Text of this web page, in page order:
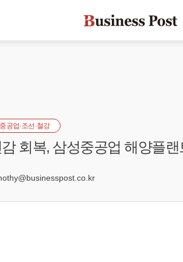
중공업·조선·철강
회복, 삼성중공업 해양플